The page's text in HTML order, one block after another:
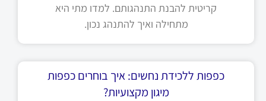
קריטית להבנת התנהגותם. למדו מתי היא
מתחילה ואיך להתנהג נכון.
כפפות ללכידת נחשים: איך בוחרים כפפות
מיגון מקצועיות?